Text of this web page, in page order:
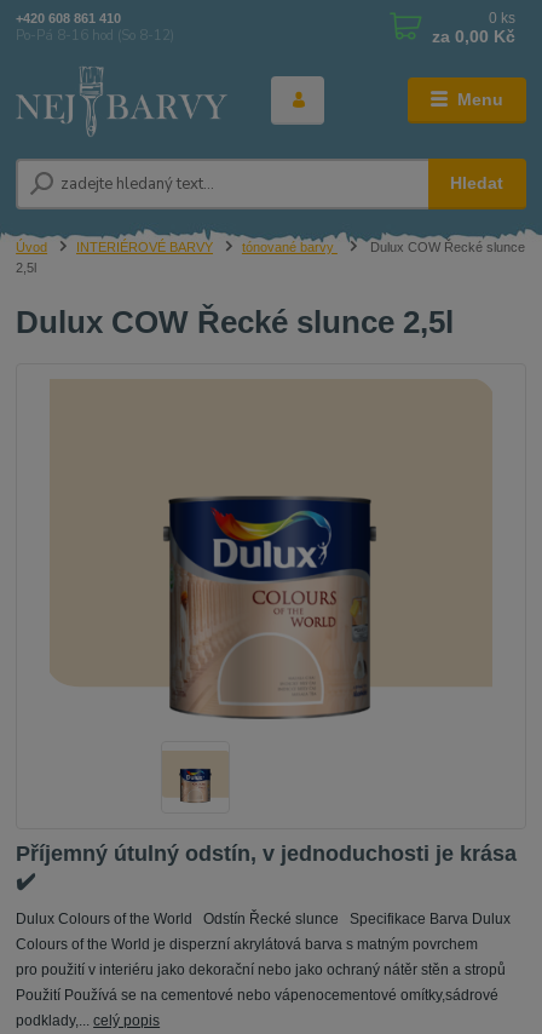
Menu
Hledat
+420 608 861 410
Po-Pá 8-16 hod (So 8-12)
0 ks
za 0,00 Kč
Úvod INTERIÉROVÉ BARVY tónované barvy
Dulux COW Řecké slunce
2,5l
Dulux COW Řecké slunce 2,5l
Příjemný útulný odstín, v jednoduchosti je krása
✔️
Dulux Colours of the World Odstín Řecké slunce Specifikace Barva Dulux
Colours of the World je disperzní akrylátová barva s matným povrchem
pro použití v interiéru jako dekorační nebo jako ochraný nátěr stěn a stropů
Použití Používá se na cementové nebo vápenocementové omítky,sádrové
podklady,...celý popis